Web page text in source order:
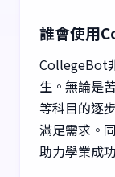
誰會使用
CollegeBot
生。無論是
等科目的逐
滿足需求。
助力學業成